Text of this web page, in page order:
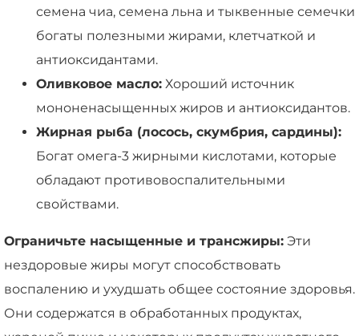
семена чиа, семена льна и тыквенные семечки
богаты полезными жирами, клетчаткой и
антиоксидантами.
Оливковое масло: Хороший источник
мононенасыщенных жиров и антиоксидантов.
Жирная рыба (лосось, скумбрия, сардины):
Богат омега-3 жирными кислотами, которые
обладают противовоспалительными
свойствами.
Ограничьте насыщенные и трансжиры: Эти
нездоровые жиры могут способствовать
воспалению и ухудшать общее состояние здоровья.
Они содержатся в обработанных продуктах,